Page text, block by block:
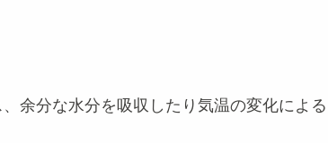
余分な水分を吸収したり気温の変化による